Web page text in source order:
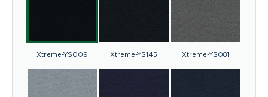
Xtreme-YS009 Xtreme-YS145 Xtreme-YS081